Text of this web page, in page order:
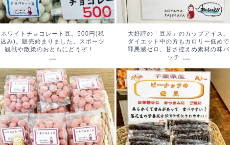
ホワイトチョコレート豆。500円(税
込み)。販売始まりました。スポーツ
観戦や散策のおともにどうぞ！
...
大好評の「豆屋」のカップアイス。
ダイエット中の方もカロリー低めで
罪悪感ゼロ。甘さ控えめ素材の味バ
ッチ ...
いちごみるく豆、始まりまし
た。540円(税込み)...
ピーナッツの煮豆。やわらかく
て優しいお味です。#ピーナッ
ツ煮豆 #落花生 #青山但馬
屋 #神宮外苑...